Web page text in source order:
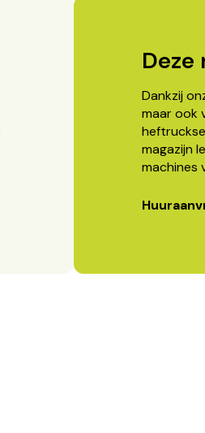
Deze
Dankzij
maar ook
magazijn
machines